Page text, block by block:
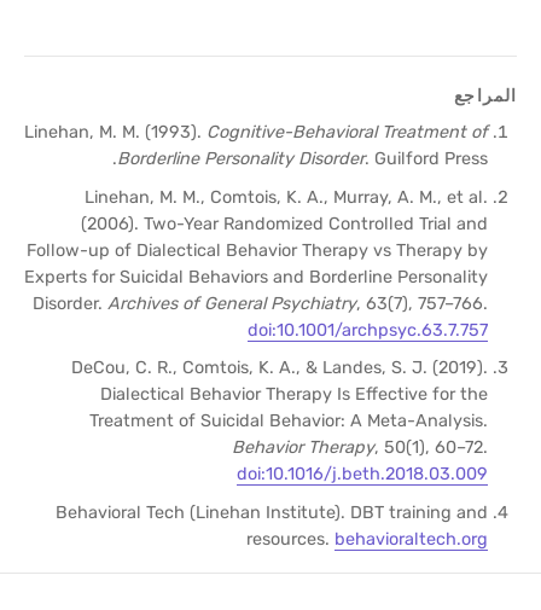
المراجع
Linehan, M. M. (1993). Cognitive-Behavioral Treatment of
Borderline Personality Disorder. Guilford Press.
Linehan, M. M., Comtois, K. A., Murray, A. M., et al.
(2006). Two-Year Randomized Controlled Trial and
Follow-up of Dialectical Behavior Therapy vs Therapy by
Experts for Suicidal Behaviors and Borderline Personality
Disorder. Archives of General Psychiatry, 63(7), 757–766.
doi:10.1001/archpsyc.63.7.757
DeCou, C. R., Comtois, K. A., & Landes, S. J. (2019).
Dialectical Behavior Therapy Is Effective for the
Treatment of Suicidal Behavior: A Meta-Analysis.
Behavior Therapy, 50(1), 60–72.
doi:10.1016/j.beth.2018.03.009
Behavioral Tech (Linehan Institute). DBT training and
resources. behavioraltech.org